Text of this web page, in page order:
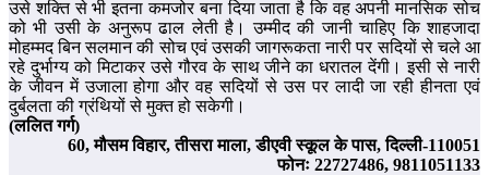
उसे शक्ति से भी इतना कमजोर बना दिया जाता है कि वह अपनी मानसिक सोच
को भी उसी के अनुरूप ढाल लेती है। उम्मीद की जानी चाहिए कि शाहजादा
मोहम्मद बिन सलमान की सोच एवं उसकी जागरूकता नारी पर सदियों से चले आ
रहे दुर्भाग्य को मिटाकर उसे गौरव के साथ जीने का धरातल देंगी। इसी से नारी
के जीवन में उजाला होगा और वह सदियों से उस पर लादी जा रही हीनता एवं
दुर्बलता की ग्रंथियों से मुक्त हो सकेगी।
(ललित गर्ग)
60, मौसम विहार, तीसरा माला, डीएवी स्कूल के पास, दिल्ली-110051
फोनः 22727486, 9811051133